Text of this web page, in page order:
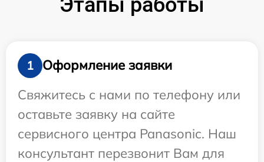
1
Оформление заявки
Свяжитесь с нами по телефону или
оставьте заявку на сайте
сервисного центра Panasonic. Наш
консультант перезвонит Вам для